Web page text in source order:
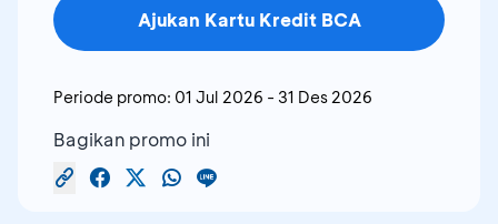
Ajukan Kartu Kredit BCA
Periode promo: 01 Jul 2026 - 31 Des 2026
Bagikan promo ini